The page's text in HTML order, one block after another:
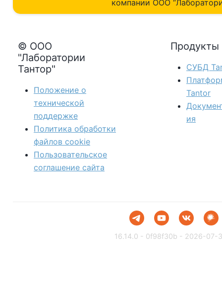
компании ОOO
© ООО
"Лаборатории
Тантор"
Положение о
технической
поддержке
Политика обработки
файлов сookie
Пользовательское
соглашение сайта
Продукты
СУБД
Tantor
ия
16.14.0 - 0f98f30b - 2026-07-